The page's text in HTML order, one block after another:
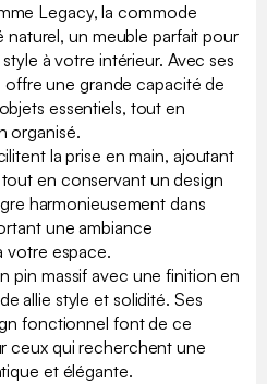
Legacy, la commode
naturel, un meuble parfait pour
à votre intérieur. Avec ses
offre une grande capacité de
essentiels, tout en
organisé.
la prise en main, ajoutant
en conservant un design
harmonieusement dans
une ambiance
votre espace.
pin massif avec une finition en
allie style et solidité. Ses
fonctionnel font de ce
ceux qui recherchent une
et élégante.